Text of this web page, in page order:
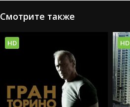
Смотрите также
HD HD